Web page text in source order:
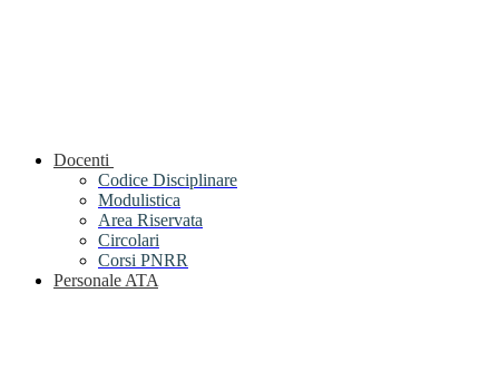
Docenti
Codice Disciplinare
Modulistica
Area Riservata
Circolari
Corsi PNRR
Personale ATA